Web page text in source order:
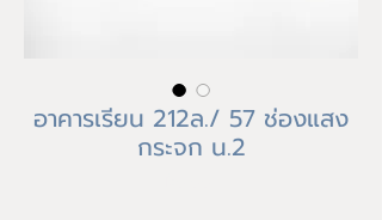
อาคารเรียน 212ล./ 57 ช่องแสง
กระจก น.2